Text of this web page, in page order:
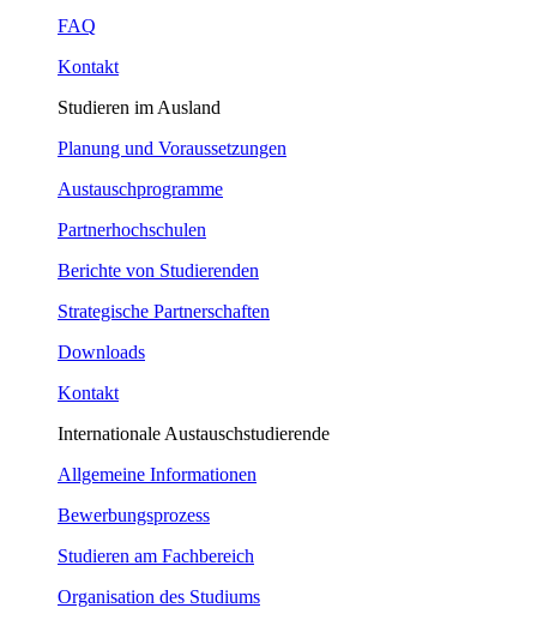
FAQ
Kontakt
Studieren im Ausland
Planung und Voraussetzungen
Austauschprogramme
Partnerhochschulen
Berichte von Studierenden
Strategische Partnerschaften
Downloads
Kontakt
Internationale Austauschstudierende
Allgemeine Informationen
Bewerbungsprozess
Studieren am Fachbereich
Organisation des Studiums